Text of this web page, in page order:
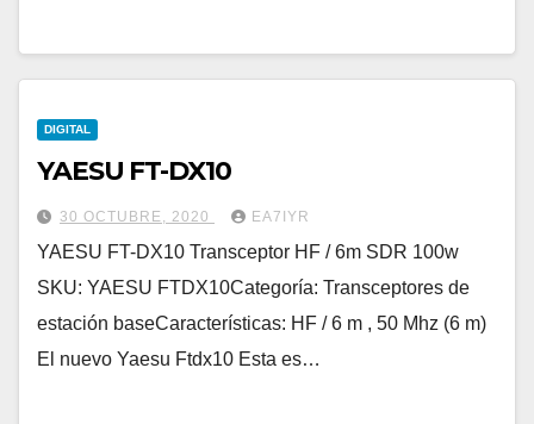
DIGITAL
YAESU FT-DX10
30 OCTUBRE, 2020 EA7IYR
YAESU FT-DX10 Transceptor HF / 6m SDR 100w
SKU: YAESU FTDX10Categoría: Transceptores de
estación baseCaracterísticas: HF / 6 m , 50 Mhz (6 m)
El nuevo Yaesu Ftdx10 Esta es…